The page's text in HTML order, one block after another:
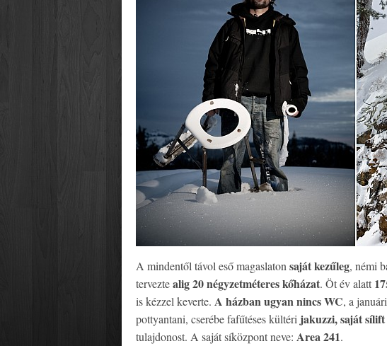
A mindentől távol eső magaslaton saját kezűleg, némi
terveztealig 20 négyzetméteres kőházat. Öt év alatt
is kézzel keverte. A házban ugyan nincs WC, a
pottyantani, cserébe fafűtéses kültéri jakuzzi, saját
tulajdonost. A saját síközpont neve: Area 241.